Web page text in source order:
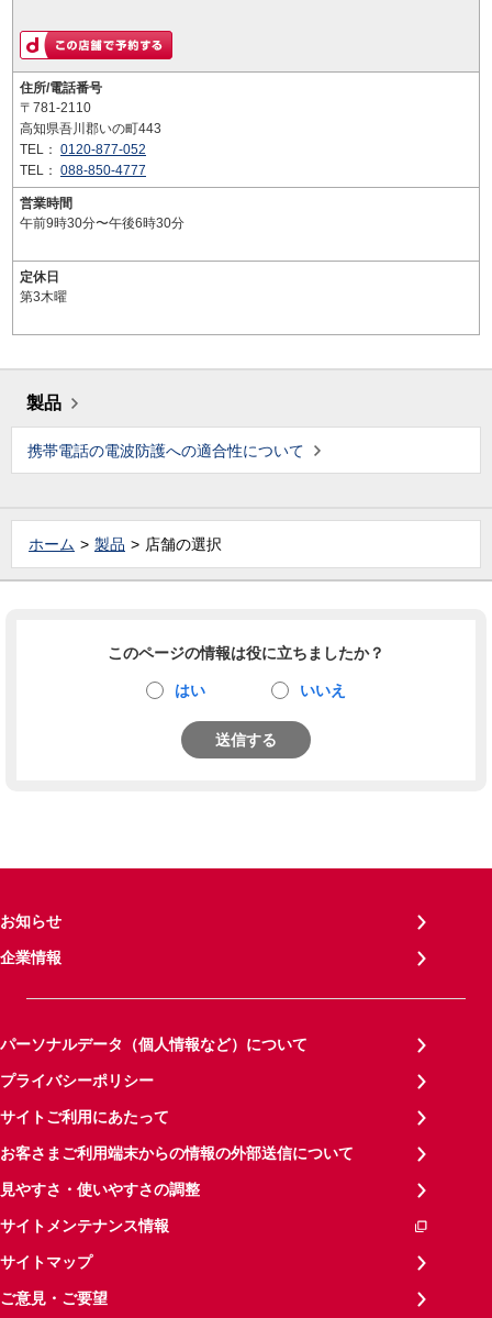
住所/電話番号
〒781-2110
高知県吾川郡いの町443
TEL： 0120-877-052
TEL： 088-850-4777
営業時間
午前9時30分〜午後6時30分
定休日
第3木曜
製品
携帯電話の電波防護への適合性について
ホーム 製品 店舗の選択
このページの情報は役に立ちましたか？
はい いいえ
送信する
お知らせ
企業情報
パーソナルデータ（個人情報など）について
プライバシーポリシー
サイトご利用にあたって
お客さまご利用端末からの情報の外部送信について
見やすさ・使いやすさの調整
サイトメンテナンス情報
サイトマップ
ご意見・ご要望